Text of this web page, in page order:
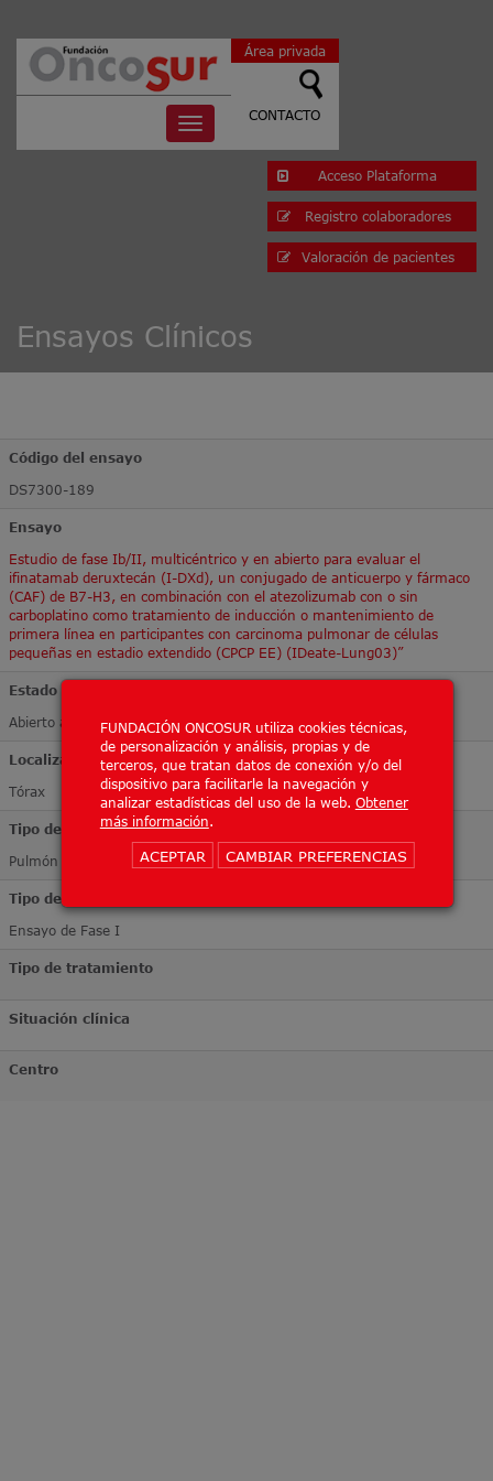
FUNDACIÓN ONCOSUR utiliza cookies técnicas,
de personalización y análisis, propias y de
terceros, que tratan datos de conexión y/o del
dispositivo para facilitarle la navegación y
analizar estadísticas del uso de la web. Obtener
más información
ACEPTAR CAMBIAR PREFERENCIAS
Toggle
navigation
Área privada
CONTACTO
Acceso Plataforma
Registro colaboradores
Valoración de pacientes
Ensayos Clínicos
Código del ensayo
DS7300-189
Ensayo
Estudio de fase Ib/II, multicéntrico y en abierto para evaluar el
ifinatamab deruxtecán (I-DXd), un conjugado de anticuerpo y fármaco
(CAF) de B7-H3, en combinación con el atezolizumab con o sin
carboplatino como tratamiento de inducción o mantenimiento de
primera línea en participantes con carcinoma pulmonar de células
pequeñas en estadio extendido (CPCP EE) (IDeate-Lung03)”
Estado
Abierto a inclusión
Localización Tumoral
Tórax
Tipo de tumor
Pulmón
Tipo de ensayo
Ensayo de Fase I
Tipo de tratamiento
Situación clínica
Centro